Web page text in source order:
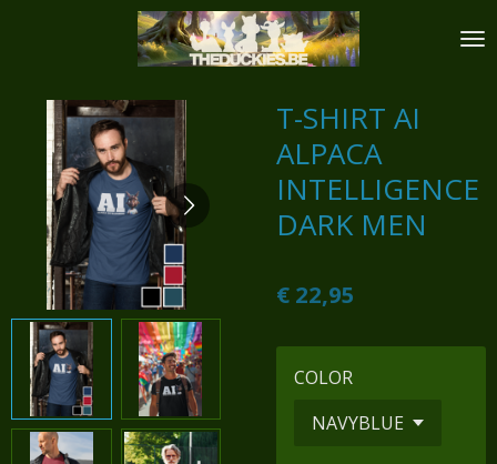
hoofdinhoud
T-SHIRT AI
ALPACA
INTELLIGENCE
DARK MEN
€ 22,95
COLOR